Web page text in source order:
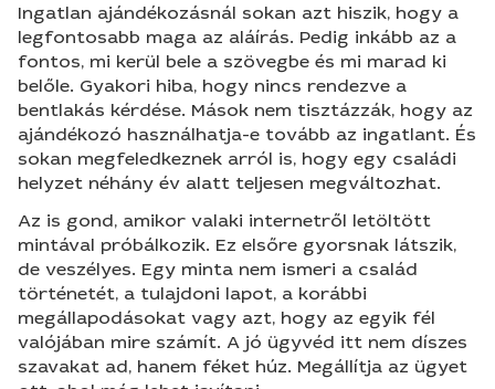
Ingatlan ajándékozásnál sokan azt hiszik, hogy a
legfontosabb maga az aláírás. Pedig inkább az a
fontos, mi kerül bele a szövegbe és mi marad ki
belőle. Gyakori hiba, hogy nincs rendezve a
bentlakás kérdése. Mások nem tisztázzák, hogy az
ajándékozó használhatja-e tovább az ingatlant. És
sokan megfeledkeznek arról is, hogy egy családi
helyzet néhány év alatt teljesen megváltozhat.
Az is gond, amikor valaki internetről letöltött
mintával próbálkozik. Ez elsőre gyorsnak látszik,
de veszélyes. Egy minta nem ismeri a család
történetét, a tulajdoni lapot, a korábbi
megállapodásokat vagy azt, hogy az egyik fél
valójában mire számít. A jó ügyvéd itt nem díszes
szavakat ad, hanem féket húz. Megállítja az ügyet